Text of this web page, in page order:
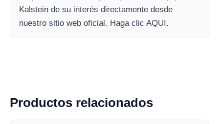
Kalstein de su interés directamente desde
nuestro sitio web oficial. Haga clic AQUI.
Productos relacionados